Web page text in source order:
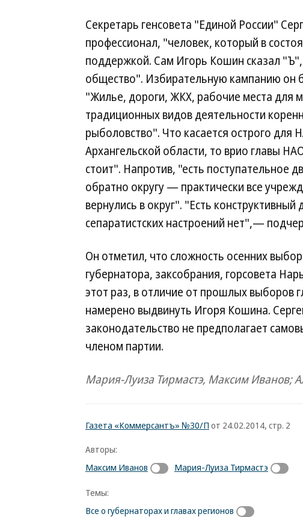
Секретарь генсовета "Единой России"
профессионал, "человек, который в
поддержкой. Сам Игорь Кошин сказал
общество". Избирательную кампанию он
"Жилье, дороги, ЖКХ, рабочие места для
традиционных видов деятельности
рыболовство". Что касается острого
Архангельской области, то врио главы
стоит". Напротив, "есть поступательное
обратно округу — практически все
вернулись в округ". "Есть
сепаратистских настроений нет",—
Он отметил, что сложность осенних
губернатора, заксобрания, горсовета
этот раз, в отличие от прошлых выборов
намерено выдвинуть Игоря Кошина.
законодательство не предполагает
членом партии.
Мария-Луиза Тирмастэ, Максим Иванов;
Газета «Коммерсантъ» №30/П от 24.02.2014, стр. 2
Авторы:
Максим Иванов
Мария-Луиза Тирмастэ
Темы:
Все о губернаторах и главах регионов